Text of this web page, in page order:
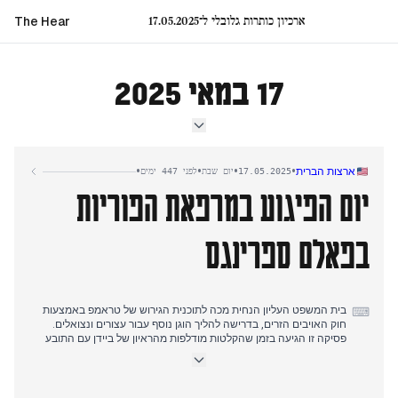
The Hear ארכיון כותרות גלובלי ל־17.05.2025
17 במאי 2025
ארצות הברית•
17.05.2025
•יום שבת•לפני 447 ימים •
יום הפיגוע במרפאת הפוריות
בפאלם ספרינגס
⌨ בית המשפט העליון הנחית מכה לתוכנית הגירוש של טראמפ באמצעות
חוק האויבים הזרים, בדרישה להליך הוגן נוסף עבור עצורים ונצואלים.
פסיקה זו הגיעה בזמן שהקלטות מודלפות מהראיון של ביידן עם התובע